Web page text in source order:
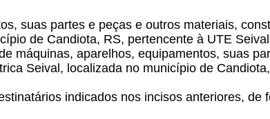
suas partes e peças e outros materiais,
de Candiota, RS, pertencente à UTE
máquinas, aparelhos, equipamentos, suas
Seival, localizada no município de
indicados nos incisos anteriores, de